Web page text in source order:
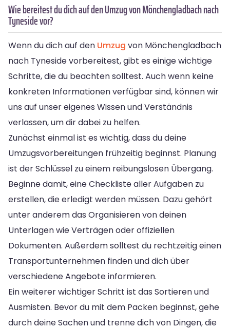
Wie bereitest du dich auf den Umzug von Mönchengladbach nach
Tyneside vor?
Wenn du dich auf den Umzug von Mönchengladbach
nach Tyneside vorbereitest, gibt es einige wichtige
Schritte, die du beachten solltest. Auch wenn keine
konkreten Informationen verfügbar sind, können wir
uns auf unser eigenes Wissen und Verständnis
verlassen, um dir dabei zu helfen.
Zunächst einmal ist es wichtig, dass du deine
Umzugsvorbereitungen frühzeitig beginnst. Planung
ist der Schlüssel zu einem reibungslosen Übergang.
Beginne damit, eine Checkliste aller Aufgaben zu
erstellen, die erledigt werden müssen. Dazu gehört
unter anderem das Organisieren von deinen
Unterlagen wie Verträgen oder offiziellen
Dokumenten. Außerdem solltest du rechtzeitig einen
Transportunternehmen finden und dich über
verschiedene Angebote informieren.
Ein weiterer wichtiger Schritt ist das Sortieren und
Ausmisten. Bevor du mit dem Packen beginnst, gehe
durch deine Sachen und trenne dich von Dingen, die